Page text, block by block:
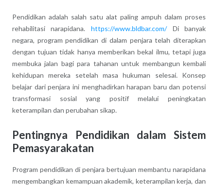
Pendidikan adalah salah satu alat paling ampuh dalam proses
rehabilitasi narapidana. https://www.bldbar.com/Di banyak
negara, program pendidikan di dalam penjara telah diterapkan
dengan tujuan tidak hanya memberikan bekal ilmu, tetapi juga
membuka jalan bagi para tahanan untuk membangun kembali
kehidupan mereka setelah masa hukuman selesai. Konsep
belajar dari penjara ini menghadirkan harapan baru dan potensi
transformasi sosial yang positif melalui peningkatan
keterampilan dan perubahan sikap.
Pentingnya Pendidikan dalam Sistem
Pemasyarakatan
Program pendidikan di penjara bertujuan membantu narapidana
mengembangkan kemampuan akademik, keterampilan kerja, dan